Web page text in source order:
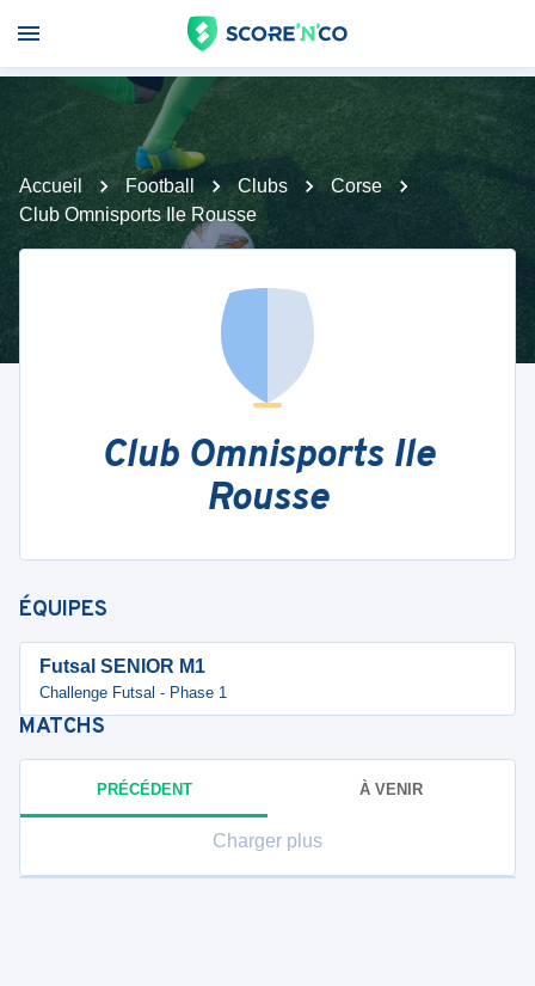
Accueil Football Clubs
Corse
Club Omnisports Ile Rousse
Club Omnisports Ile
Rousse
ÉQUIPES
Futsal SENIOR M1
Challenge Futsal - Phase 1
MATCHS
PRÉCÉDENT À VENIR
Charger plus